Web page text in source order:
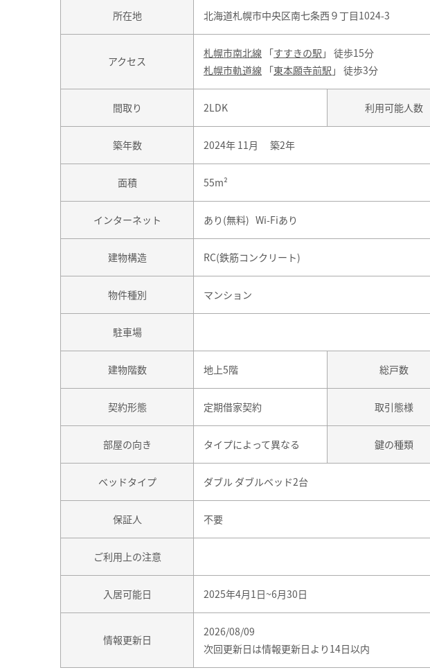
所在地 北海道札幌市中央区南七条西９丁目1024-3
アクセス
札幌市南北線 「すすきの駅 」 徒歩15分
札幌市軌道線 「東本願寺前駅 」 徒歩3分
間取り 2LDK 利用可能人数
築年数 2024年 11月 築2年
面積 55m²
インターネット あり(無料) Wi-Fiあり
建物構造 RC(鉄筋コンクリート)
物件種別 マンション
駐車場
建物階数 地上5階 総戸数
契約形態 定期借家契約 取引態様
部屋の向き タイプによって異なる 鍵の種類
ベッドタイプ ダブル ダブルベッド2台
保証人 不要
ご利用上の注意
入居可能日 2025年4月1日~6月30日
情報更新日
2026/08/09
次回更新日は情報更新日より14日以内